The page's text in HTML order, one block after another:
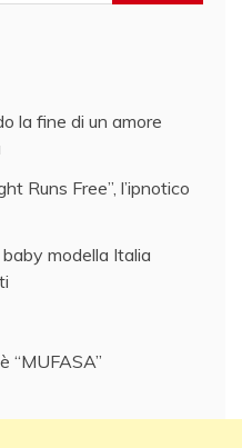
la fine di un amore
Runs Free”, l’ipnotico
baby modella Italia
“MUFASA”